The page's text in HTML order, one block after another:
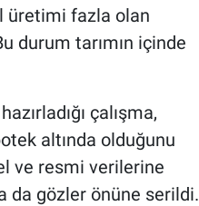
üretimi fazla olan
durum tarımın içinde
çalışma,
altında olduğunu
ve resmi verilerine
da gözler önüne serildi.